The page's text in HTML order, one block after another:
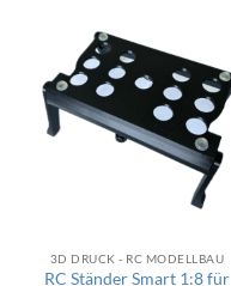
3D DRUCK - RC MODELLBAU
RC Ständer Smart 1:8 für